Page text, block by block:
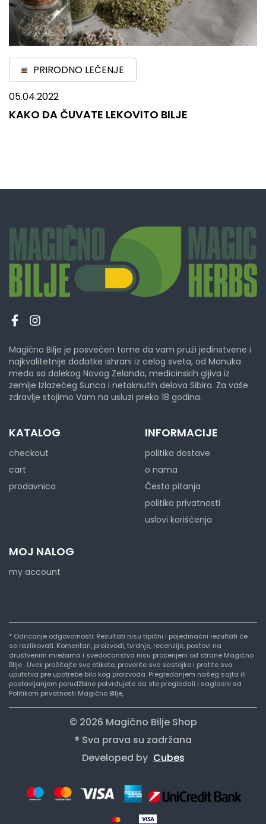
PRIRODNO LEČENJE
05.04.2022
KAKO DA ČUVATE LEKOVITO BILJE
Magično Bilje je posvećen tome da vam pruži jedinstvene i
najkvalitetnije dodatke ishrani iz celog sveta, od Manuka
meda sa dalekog Novog Zelanda, medicinskih gljiva iz
zemlje Izlazećeg Sunca i netaknutih delova Sibira. Za vaše
zdravlje stojimo Vam na usluzi preko 18 godina.
KATALOG
checkout
cart
prodavnica
INFORMACIJE
politika dostave
o nama
Česta pitanja
politika privatnosti
uslovi korišćenja
MOJ NALOG
my account
* Odricanje odgovornosti: Rezultati nisu tipični i pojedinačni rezultati će
se razlikovati. Komentari, proizvodi, tvrdnje, recenzije, postovi na
društvenim mrežama i svedočanstva nisu procenjeni od strane Magično
BIlje . Uvek pročitajte sve etikete, proverite sve sastojke i pratite sva
uputstva pre upotrebe bilo kog proizvoda. Pregledanjem našeg sajta ili
postavljanjem porudžbine potvrđujete da ste pregledali i saglasni sa
Politikom privatnosti Magično BIlje,
© 2026 Magično Bilje Shop
® Sva prava su zadržana
Developed by Cubes